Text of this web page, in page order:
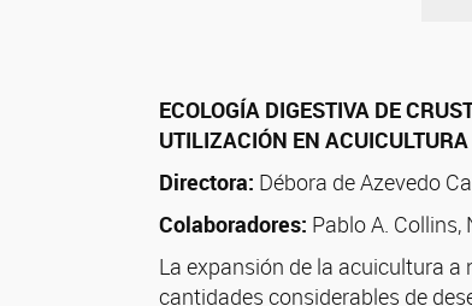
ECOLOGÍA DIGESTIVA DE
UTILIZACIÓN EN
Directora: Débora de Azevedo
Colaboradores: Pablo A. Collins,
La expansión de la acuicultura
cantidades considerables de